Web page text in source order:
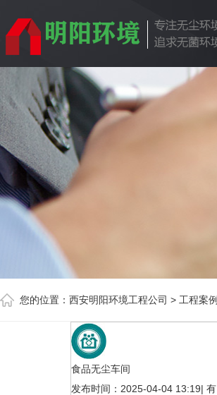
您的位置： 西安明阳环境工程公司 > 工程案例
食品无尘车间
发布时间：2025-04-04 13:19| 有